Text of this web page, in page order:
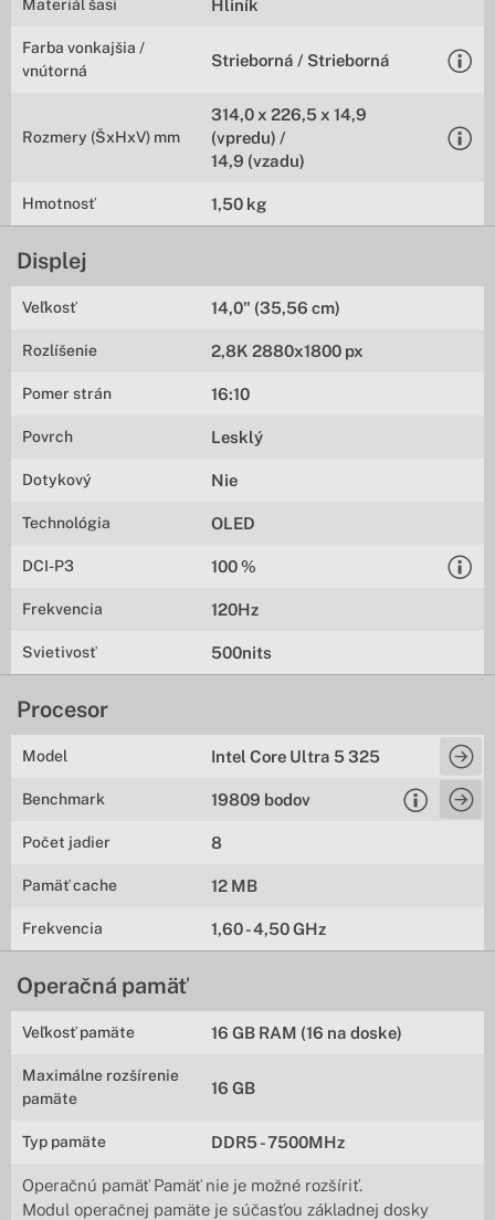
Materiál šasi Hliník
Farba vonkajšia /
vnútorná
Strieborná / Strieborná
Rozmery (ŠxHxV) mm
314,0 x 226,5 x 14,9
(vpredu) /
14,9 (vzadu)
Hmotnosť 1,50 kg
Displej
Veľkosť 14,0" (35,56 cm)
Rozlíšenie 2,8K 2880x1800 px
Pomer strán 16:10
Povrch Lesklý
Dotykový Nie
Technológia OLED
DCI-P3 100 %
Frekvencia 120Hz
Svietivosť 500nits
Procesor
Model Intel Core Ultra 5 325
Benchmark 19809 bodov
Počet jadier 8
Pamäť cache 12 MB
Frekvencia 1,60 - 4,50 GHz
Operačná pamäť
Veľkosť pamäte 16 GB RAM (16 na doske)
Maximálne rozšírenie
pamäte
16 GB
Typ pamäte DDR5 - 7500MHz
Operačnú pamäť Pamäť nie je možné rozšíriť.
Modul operačnej pamäte je súčasťou základnej dosky